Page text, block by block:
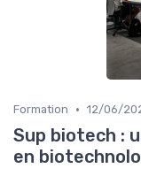
Formation • 12/06/
Sup biotech :
en